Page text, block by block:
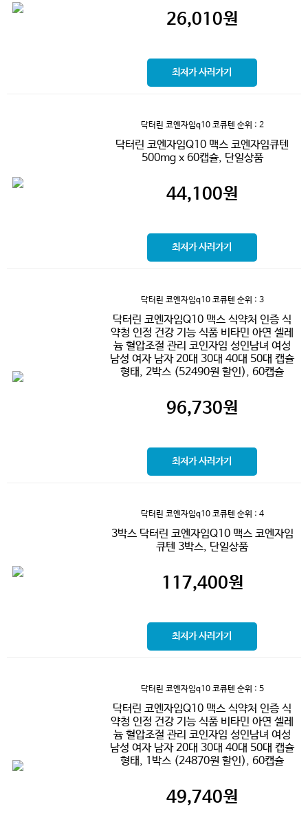
26,010원
최저가 사러가기
닥터린 코엔자임q10 코큐텐 순위 : 2
닥터린 코엔자임Q10 맥스 코엔자임큐텐
500mg x 60캡슐, 단일상품
44,100원
최저가 사러가기
닥터린 코엔자임q10 코큐텐 순위 : 3
닥터린 코엔자임Q10 맥스 식약처 인증 식
약청 인정 건강 기능 식품 비타민 아연 셀레
늄 혈압조절 관리 코인자임 성인남녀 여성
남성 여자 남자 20대 30대 40대 50대 캡슐
형태, 2박스 (52490원 할인), 60캡슐
96,730원
최저가 사러가기
닥터린 코엔자임q10 코큐텐 순위 : 4
3박스 닥터린 코엔자임Q10 맥스 코엔자임
큐텐 3박스, 단일상품
117,400원
최저가 사러가기
닥터린 코엔자임q10 코큐텐 순위 : 5
닥터린 코엔자임Q10 맥스 식약처 인증 식
약청 인정 건강 기능 식품 비타민 아연 셀레
늄 혈압조절 관리 코인자임 성인남녀 여성
남성 여자 남자 20대 30대 40대 50대 캡슐
형태, 1박스 (24870원 할인), 60캡슐
49,740원